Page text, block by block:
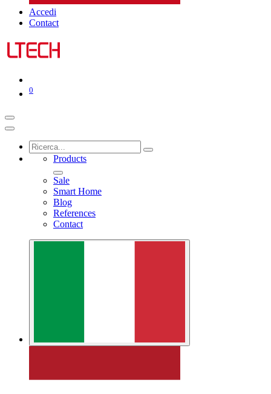
Accedi
Contact
0
Products
Sale
Smart Home
Blog
References
Contact